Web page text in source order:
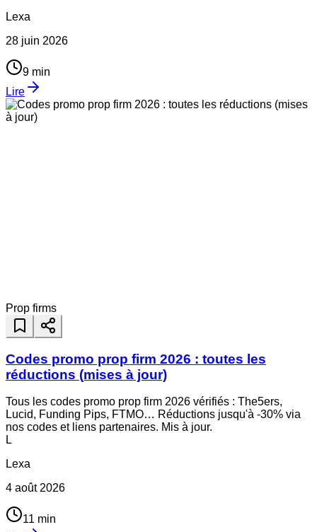
Lexa
28 juin 2026
9 min
Lire
Prop firms
Codes promo prop firm 2026 : toutes les
réductions (mises à jour)
Tous les codes promo prop firm 2026 vérifiés : The5ers,
Lucid, Funding Pips, FTMO… Réductions jusqu'à -30% via
nos codes et liens partenaires. Mis à jour.
L
Lexa
4 août 2026
11 min